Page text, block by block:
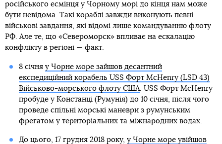
російського есмінця у Чорному морі до кінця нам може
бути невідома. Такі кораблі завжди виконують певні
військові завдання, які відомі лише командуванню флоту
РФ. Але те, що «Североморск» впливає на ескалацію
конфлікту в регіоні — факт.
8 січня у Чорне море зайшов десантний
експедиційний корабель USS Форт McHenry (LSD 43)
Військово-морського флоту США. USS Форт McHenry
пробуде у Констанці (Румунія) до 10 січня, після чого
проведе спільні морські маневри з румунським
фрегатом у територіальних та міжнародних водах.
До цього, 17 грудня 2018 року, у Чорне море увійшов